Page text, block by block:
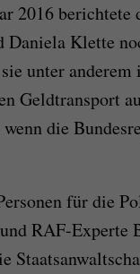
2016
Daniela Klette
unter
Geldtransport
die
für die
RAF-Experte